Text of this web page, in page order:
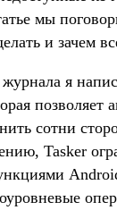
мы
и зачем
я
позволяет
сотни
Tasker